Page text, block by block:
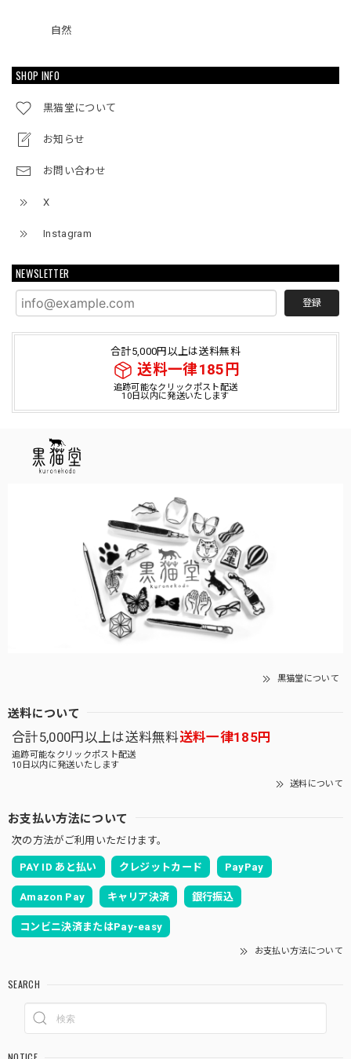
自然
SHOP INFO
黒猫堂について
お知らせ
お問い合わせ
X
Instagram
NEWSLETTER
登録
合計5,000円以上は送料無料
送料一律185円
追跡可能なクリックポスト配送
10日以内に発送いたします
黒猫堂について
送料について
合計5,000円以上は送料無料送料一律185円
追跡可能なクリックポスト配送
10日以内に発送いたします
送料について
お支払い方法について
次の方法がご利用いただけます。
PAY ID あと払い クレジットカード PayPay
Amazon Pay キャリア決済 銀行振込
コンビニ決済またはPay-easy
お支払い方法について
SEARCH